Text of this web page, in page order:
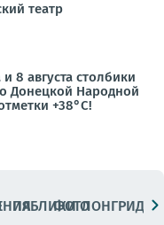
театр
8 августа столбики
Донецкой Народной
+38°C!
ПАБЛИКИ
ФОТОЛОНГРИДЫ